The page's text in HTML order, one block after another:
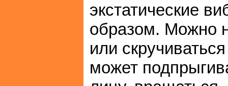
экстатические
образом. Можно
или
может